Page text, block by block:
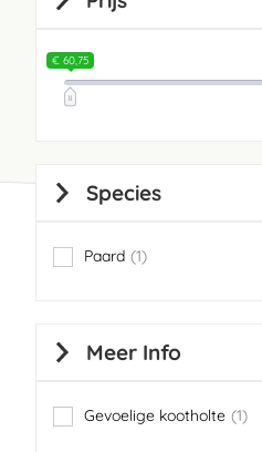
€ 60,75
Species
Paard 1
item
Meer Info
Gevoelige kootholte 1
item